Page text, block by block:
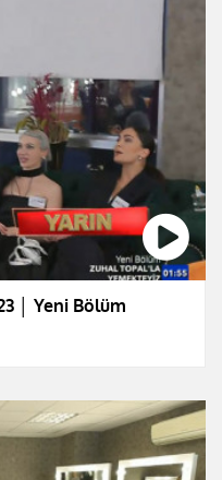
│ Yeni Bölüm